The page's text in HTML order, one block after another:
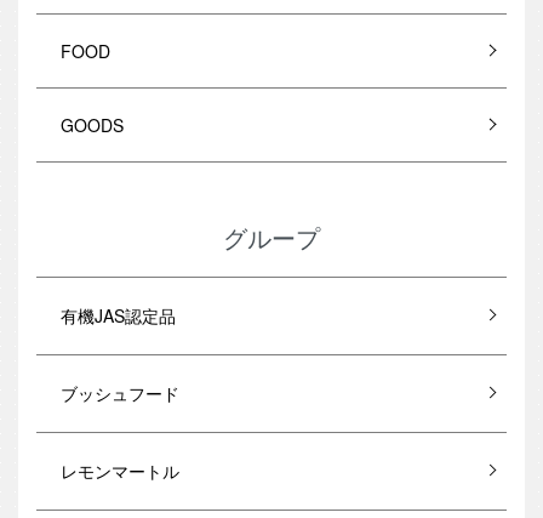
FOOD
GOODS
グループ
有機JAS認定品
ブッシュフード
レモンマートル